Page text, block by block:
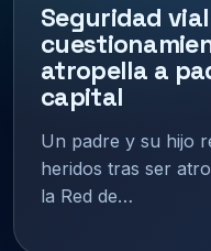
Seguridad
atropella a
capital
Un padre y su hijo
heridos tras ser
la Red de…